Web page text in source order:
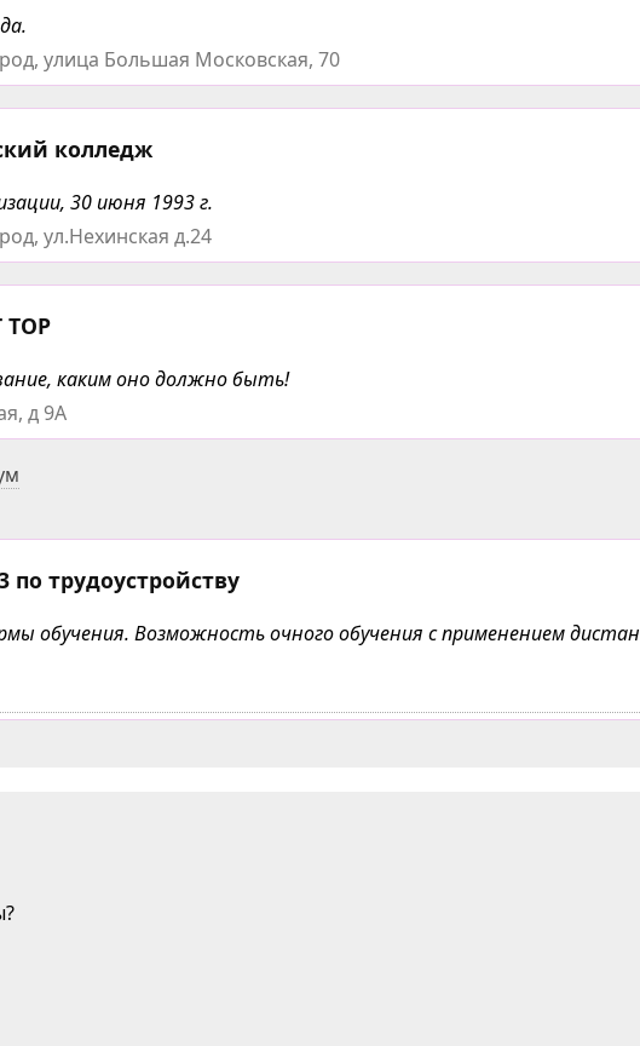
улица Большая Московская, 70
колледж
30 июня 1993 г.
ул.Нехинская д.24
каким оно должно быть!
д 9А
трудоустройству
обучения. Возможность очного обучения с применением